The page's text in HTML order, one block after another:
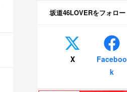
坂道46LOVERをフォロー
X
Faceboo
k